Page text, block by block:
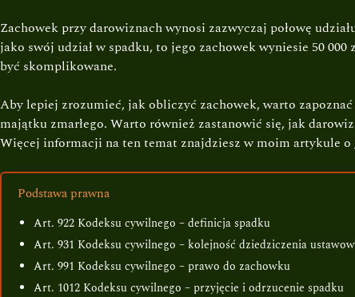
Zachowek przy darowiznach wynosi zazwyczaj połowę
jako swój udział w spadku, to jego zachowek wyniesie 50
być skomplikowane.
Aby lepiej zrozumieć, jak obliczyć zachowek, warto
majątku zmarłego. Warto również zastanowić się, jak
Więcej informacji na ten temat znajdziesz w moim artykule o
Podstawa prawna
Art. 922 Kodeksu cywilnego – definicja spadku
Art. 931 Kodeksu cywilnego – kolejność dziedziczenia
Art. 991 Kodeksu cywilnego – prawo do zachowku
Art. 1012 Kodeksu cywilnego – przyjęcie i odrzucenie spadku